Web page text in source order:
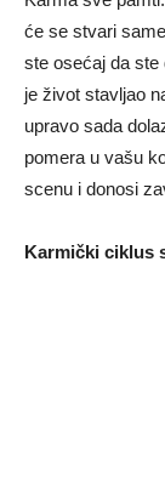
će se stvari
ste osećaj da ste
je život stavljao
upravo sada
pomera u vašu
scenu i donosi
Karmički ciklus